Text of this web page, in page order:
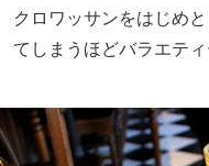
クロワッサンをはじめ
てしまうほどバラエティ